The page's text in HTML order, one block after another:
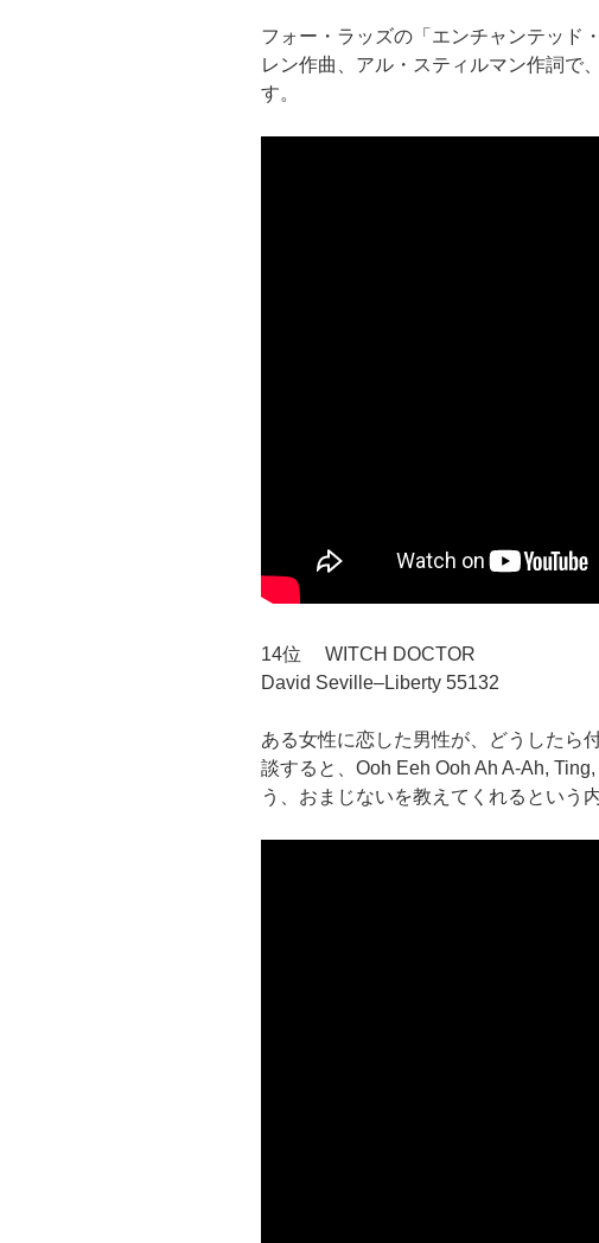
フォー・ラッズの「エンチャンテッド
レン作曲、アル・スティルマン作詞で
す。
14位 WITCH DOCTOR
David Seville–Liberty 55132
ある女性に恋した男性が、どうしたら
談すると、 Ooh Eeh Ooh Ah A-Ah,
う、おまじないを教えてくれるという